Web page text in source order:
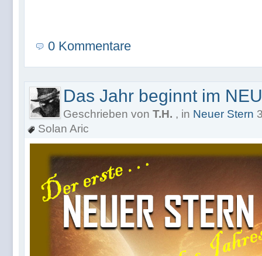
0 Kommentare
Das Jahr beginnt im
Geschrieben von T.H. , in Neuer Stern
Solan Aric